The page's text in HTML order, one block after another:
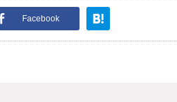
Facebook